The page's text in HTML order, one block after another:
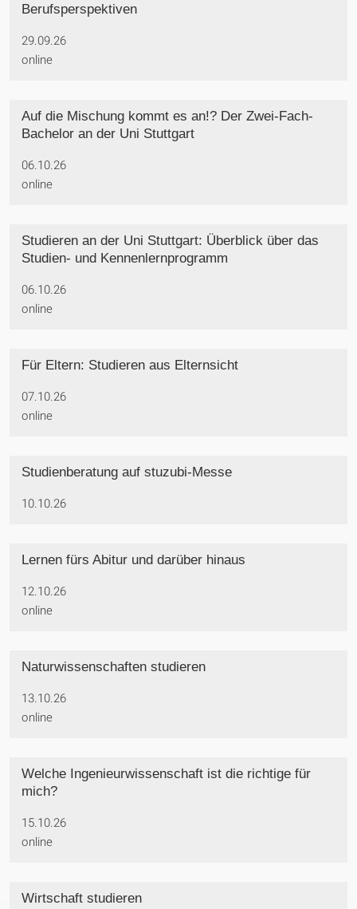
Berufsperspektiven
29.09.26
online
Auf die Mischung kommt es an!? Der Zwei-Fach-
Bachelor an der Uni Stuttgart
06.10.26
online
Studieren an der Uni Stuttgart: Überblick über das
Studien- und Kennenlernprogramm
06.10.26
online
Für Eltern: Studieren aus Elternsicht
07.10.26
online
Studienberatung auf stuzubi-Messe
10.10.26
Lernen fürs Abitur und darüber hinaus
12.10.26
online
Naturwissenschaften studieren
13.10.26
online
Welche Ingenieurwissenschaft ist die richtige für
mich?
15.10.26
online
Wirtschaft studieren